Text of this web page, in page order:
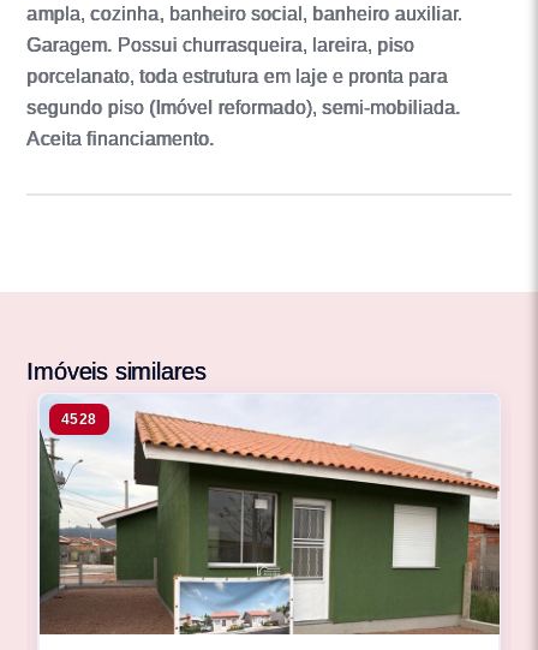
ampla, cozinha, banheiro social, banheiro auxiliar.
Garagem. Possui churrasqueira, lareira, piso
porcelanato, toda estrutura em laje e pronta para
segundo piso (Imóvel reformado), semi-mobiliada.
Aceita financiamento.
Imóveis similares
4528